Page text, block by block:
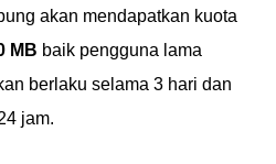
akan mendapatkan kuota
MB baik pengguna lama
berlaku selama 3 hari dan
jam.